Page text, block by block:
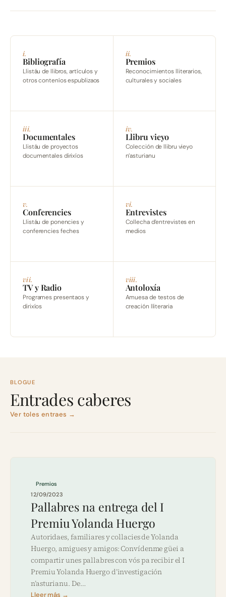
i.
Bibliografía
Llistáu de llibros, artículos y
otros conteníos espublizaos
ii.
Premios
Reconocimientos lliterarios,
culturales y sociales
iii.
Documentales
Llistáu de proyectos
documentales dirixíos
iv.
Llibru vieyo
Colección de llibru vieyo
n’asturianu
v.
Conferencies
Llistáu de ponencies y
conferencies feches
vi.
Entrevistes
Collecha d’entrevistes en
medios
vii.
TV y Radio
Programes presentaos y
dirixíos
viii.
Antoloxía
Amuesa de testos de
creación lliteraria
BLOGUE
Entrades caberes
Ver toles entraes →
Premios
12/09/2023
Pallabres na entrega del I
Premiu Yolanda Huergo
Autoridaes, familiares y collacies de Yolanda
Huergo, amigues y amigos: Convídenme güei a
compartir unes pallabres con vós pa recibir el I
Premiu Yolanda Huergo d’investigación
n’asturianu. De…
Lleer más →